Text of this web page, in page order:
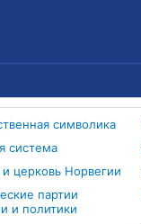
символика
система
и церковь Норвегии
партии
и политики